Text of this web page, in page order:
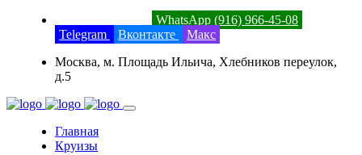
WhatsApp (916) 966-45-08
Telegram
Вконтакте
Макс
Москва, м. Площадь Ильича, Хлебников переулок,
д.5
Главная
Круизы